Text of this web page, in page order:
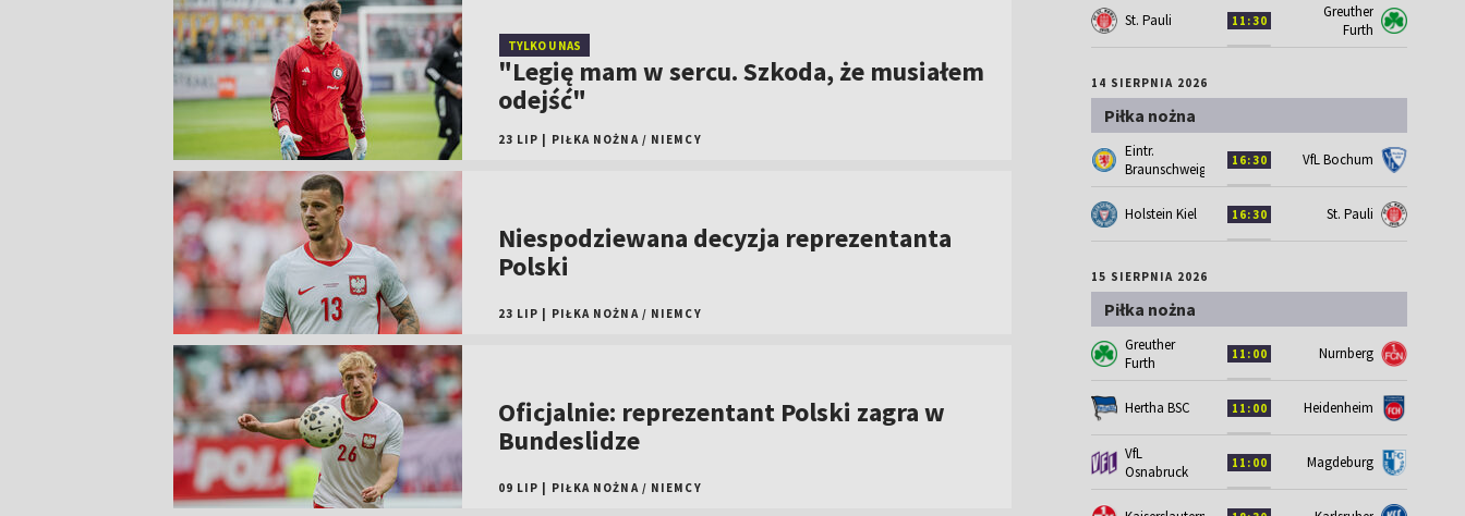
TYLKO U NAS
"Legię mam w sercu. Szkoda, że musiałem
odejść"
23 LIP PIŁKA NOŻNA / NIEMCY
Niespodziewana decyzja reprezentanta
Polski
23 LIP PIŁKA NOŻNA / NIEMCY
Oficjalnie: reprezentant Polski zagra w
Bundeslidze
09 LIP PIŁKA NOŻNA / NIEMCY
St. Pauli 11:30
Greuther
Furth
14 SIERPNIA 2026
Piłka nożna
Eintr.
Braunschweig
16:30 VfL Bochum
Holstein Kiel 16:30 St. Pauli
15 SIERPNIA 2026
Piłka nożna
Greuther
Furth
11:00 Nurnberg
Hertha BSC 11:00 Heidenheim
VfL
Osnabruck
11:00 Magdeburg